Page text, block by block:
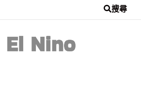
搜尋